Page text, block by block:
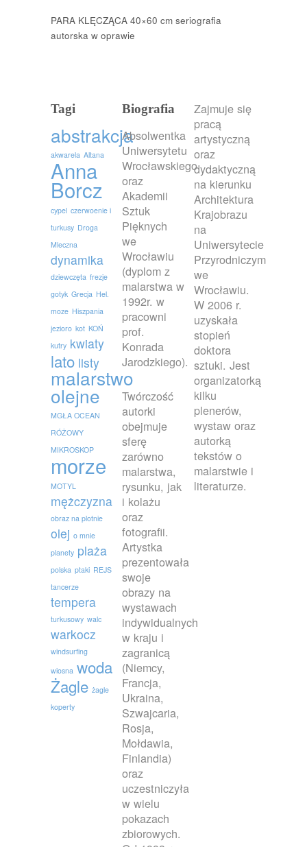
PARA KLĘCZĄCA 40×60 cm seriografia
autorska w oprawie
Tagi
abstrakcja
akwarela Altana
Anna
Borcz
cypel czerwoenie i
turkusy Droga
Mleczna
dynamika
dziewczęta frezje
gotyk Grecja Hel.
moze Hiszpania
jezioro kot KOŃ
kutry kwiaty
lato listy
malarstwo
olejne
MGŁA OCEAN
RÓŻOWY
MIKROSKOP
morze
MOTYL
mężczyzna
obraz na plotnie
olej o mnie
planety plaża
polska ptaki REJS
tancerze
tempera
turkusowy walc
warkocz
windsurfing
wiosna woda
Żagle żagle
koperty
Biografia
Absolwentka
Uniwersytetu
Wrocławskiego
oraz
Akademii
Sztuk
Pięknych
we
Wrocławiu
(dyplom z
malarstwa w
1992r. w
pracowni
prof.
Konrada
Jarodzkiego).
Twórczość
autorki
obejmuje
sferę
zarówno
malarstwa,
rysunku, jak
i kolażu
oraz
fotografii.
Artystka
prezentowała
swoje
obrazy na
wystawach
indywidualnych
w kraju i
zagranicą
(Niemcy,
Francja,
Ukraina,
Szwajcaria,
Rosja,
Mołdawia,
Finlandia)
oraz
uczestniczyła
w wielu
pokazach
zbiorowych.
Zajmuje się
pracą
artystyczną
oraz
dydaktyczną
na kierunku
Architektura
Krajobrazu
na
Uniwersytecie
Przyrodniczym
we
Wrocławiu.
W 2006 r.
uzyskała
stopień
doktora
sztuki. Jest
organizatorką
kilku
plenerów,
wystaw oraz
autorką
tekstów o
malarstwie i
literaturze.